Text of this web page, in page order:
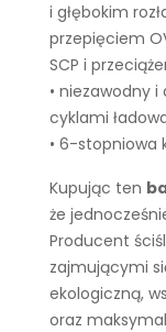
i głębokim
przepięciem
SCP i
• niezawodny
cyklami
• 6-stopniowa
Kupując ten
że
Producent
zajmującymi
ekologiczną,
oraz